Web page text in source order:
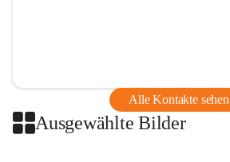
Alle Kontakte sehen
Ausgewählte Bilder